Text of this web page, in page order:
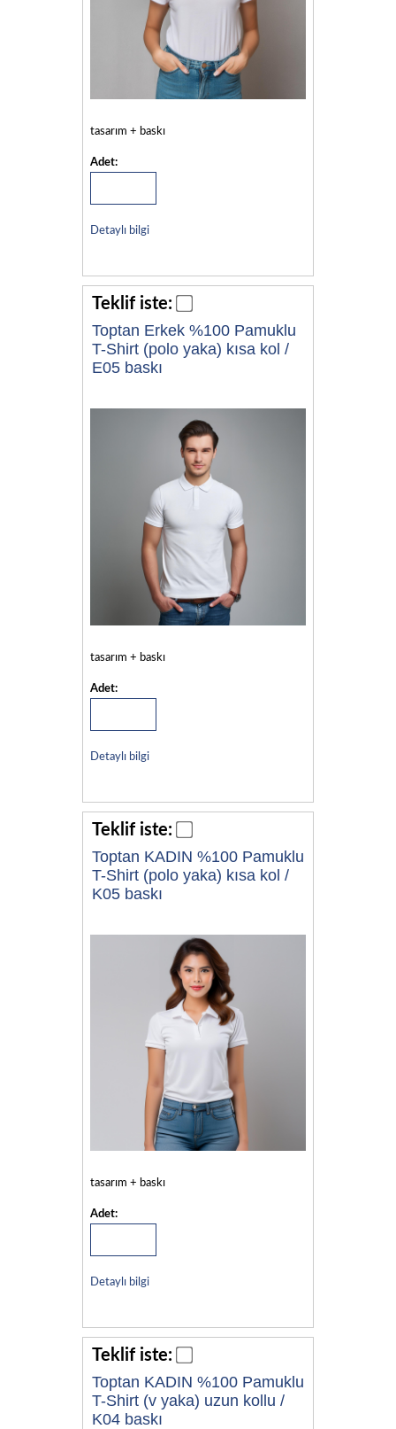
tasarım + baskı
Adet:
Detaylı bilgi
Teklif iste:
Toptan Erkek %100 Pamuklu
T-Shirt (polo yaka) kısa kol /
E05 baskı
tasarım + baskı
Adet:
Detaylı bilgi
Teklif iste:
Toptan KADIN %100 Pamuklu
T-Shirt (polo yaka) kısa kol /
K05 baskı
tasarım + baskı
Adet:
Detaylı bilgi
Teklif iste:
Toptan KADIN %100 Pamuklu
T-Shirt (v yaka) uzun kollu /
K04 baskı